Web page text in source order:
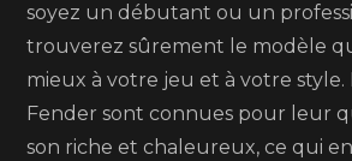
soyez un débutant ou un
trouverez sûrement le modèle
mieux à votre jeu et à votre style.
Fender sont connues pour leur
son riche et chaleureux, ce qui